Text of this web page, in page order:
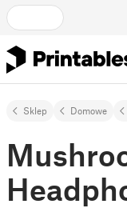
Sklep Domowe